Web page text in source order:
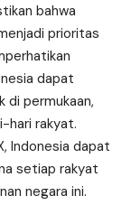
bahwa
prioritas
dapat
di permukaan,
hari rakyat.
Indonesia dapat
setiap rakyat
negara ini.